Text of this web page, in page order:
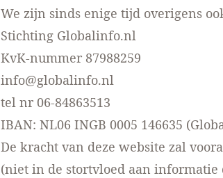
We zijn sinds enige tijd overigens
Stichting Globalinfo.nl
KvK-nummer 87988259
info@globalinfo.nl
tel nr 06-84863513
IBAN: NL06 INGB 0005 146635
De kracht van deze website zal
(niet in de stortvloed aan informatie